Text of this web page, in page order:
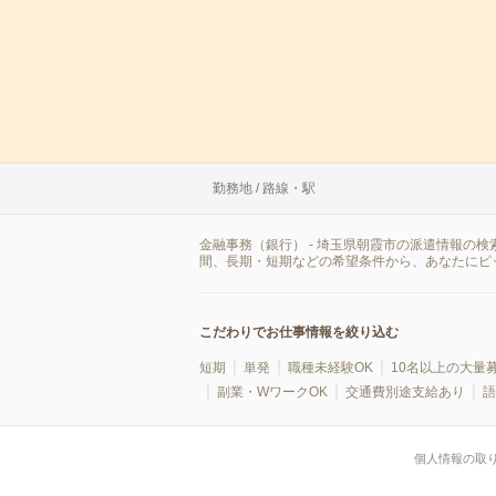
勤務地 / 路線・駅
金融事務（銀行） - 埼玉県朝霞市の派遣情報の
間、長期・短期などの希望条件から、あなたに
こだわりでお仕事情報を絞り込む
短期 単発 職種未経験OK 10名以上の大量
副業・WワークOK
交通費別途支給あり
個人情報の取